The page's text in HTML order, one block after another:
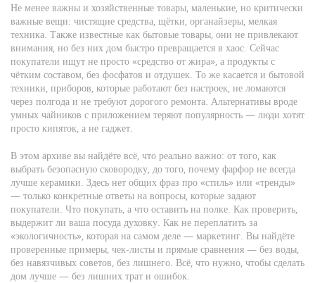
Не менее важны и хозяйственные товары, маленькие, но критически
важные вещи: чистящие средства, щётки, органайзеры, мелкая
техника. Также известные как бытовые товары, они не привлекают
внимания, но без них дом быстро превращается в хаос. Сейчас
покупатели ищут не просто «средство от жира», а продукты с
чётким составом, без фосфатов и отдушек. То же касается и бытовой
техники, приборов, которые работают без настроек, не ломаются
через полгода и не требуют дорогого ремонта. Альтернативы вроде
умных чайников с приложением теряют популярность — люди хотят
просто кипяток, а не гаджет.
В этом архиве вы найдёте всё, что реально важно: от того, как
выбрать безопасную сковородку, до того, почему фарфор не всегда
лучше керамики. Здесь нет общих фраз про «стиль» или «тренды»
— только конкретные ответы на вопросы, которые задают
покупатели. Что покупать, а что оставить на полке. Как проверить,
выдержит ли ваша посуда духовку. Как не переплатить за
«экологичность», которая на самом деле — маркетинг. Вы найдёте
проверенные примеры, чек-листы и прямые сравнения — без воды,
без навязчивых советов, без лишнего. Всё, что нужно, чтобы сделать
дом лучше — без лишних трат и ошибок.